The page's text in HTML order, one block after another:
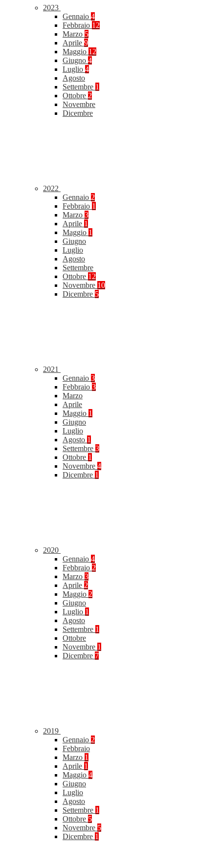
2023
Gennaio 4
Febbraio 12
Marzo 5
Aprile 9
Maggio 12
Giugno 4
Luglio 4
Agosto
Settembre 1
Ottobre 2
Novembre
Dicembre
2022
Gennaio 2
Febbraio 1
Marzo 3
Aprile 1
Maggio 1
Giugno
Luglio
Agosto
Settembre
Ottobre 12
Novembre 10
Dicembre 5
2021
Gennaio 3
Febbraio 3
Marzo
Aprile
Maggio 1
Giugno
Luglio
Agosto 1
Settembre 3
Ottobre 1
Novembre 4
Dicembre 1
2020
Gennaio 4
Febbraio 2
Marzo 3
Aprile 2
Maggio 2
Giugno
Luglio 1
Agosto
Settembre 1
Ottobre
Novembre 1
Dicembre 7
2019
Gennaio 2
Febbraio
Marzo 1
Aprile 1
Maggio 4
Giugno
Luglio
Agosto
Settembre 1
Ottobre 5
Novembre 5
Dicembre 1